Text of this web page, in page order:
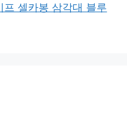
셀카봉 삼각대 블루